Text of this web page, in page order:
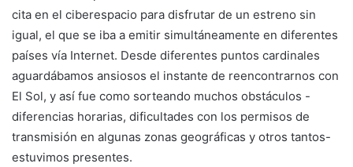
cita en el ciberespacio para disfrutar de un estreno sin
igual, el que se iba a emitir simultáneamente en diferentes
países vía Internet. Desde diferentes puntos cardinales
aguardábamos ansiosos el instante de reencontrarnos con
El Sol, y así fue como sorteando muchos obstáculos -
diferencias horarias, dificultades con los permisos de
transmisión en algunas zonas geográficas y otros tantos-
estuvimos presentes.